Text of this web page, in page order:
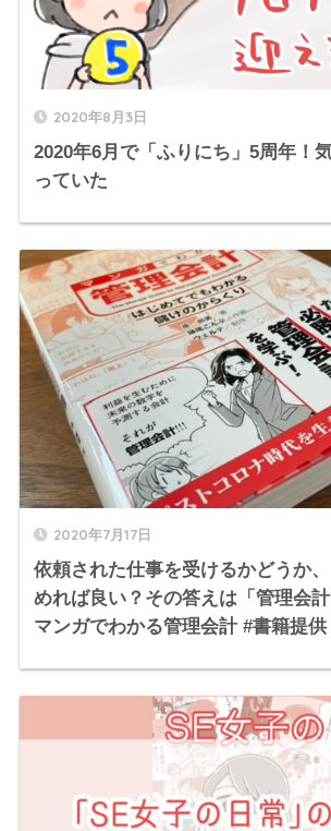
2020年8月3日
2020年6月で「ふりにち」5周年！
っていた
2020年7月17日
依頼された仕事を受けるかどうか
めれば良い？その答えは「管理会
マンガでわかる管理会計 #書籍提供